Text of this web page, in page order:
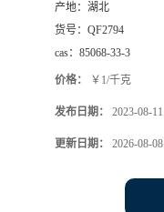
产地： 湖北
货号： QF2794
cas： 85068-33-3
价格： ￥1/千克
发布日期： 2023-08-11
更新日期： 2026-08-08